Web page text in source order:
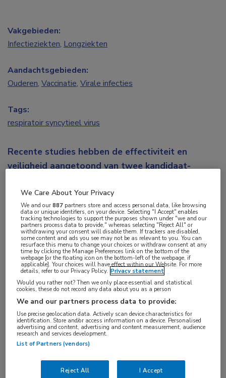
Recente studies hebben de effectiviteit en
veiligheid aangetoond van twee kandidaat-
Beide studies zijn gepubliceerd in
Journal of Medicine.
Afbeelding:Peter Hansen / stock.adobe.com
Respiratoir syncytieel virus (RSV) is bij ouderen een
belangrijke oorzaak van acute en lagere
luchtweginfecties, klinische complicaties en sterfte.
Twee onderzoeksgroepen onderzochten kandidaat-
vaccins om luchtweginfecties bij ouderen te
voorkomen.
RSVPreF3 OA-vaccin
Onderzoekers van de internationaal lopende
Vakgebieden:
Infectieziekten, Longziekten
Aandachtsgebieden:
Ouderen, Vaccinatie, Virale infecties
Tags:
respiratoir syncytieel virus
We Care About Your Privacy
We and our887 partners store and access personal data, like browsing
data or unique identifiers, on your device. Selecting "I Accept" enables
tracking technologies to support the purposes shown under "we and our
partners process data to provide," whereas selecting "Reject All" or
withdrawing your consent will disable them. If trackers are disabled,
some content and ads you see may not be as relevant to you. You can
resurface this menu to change your choices or withdraw consent at any
time by clicking the Manage Preferences link on the bottom of the
webpage [or the floating icon on the bottom-left of the webpage, if
applicable]. Your choices will have effect within our Website. For more
details, refer to our Privacy Policy. Privacy statement
Would you rather not? Then we only place essential and statistical
cookies, these do not record any data about you as a person
We and our partners process data to provide:
Use precise geolocation data. Actively scan device characteristics for
identification. Store and/or access information on a device. Personalised
advertising and content, advertising and content measurement, audience
research and services development.
List of Partners (vendors)
Reject All I Accept